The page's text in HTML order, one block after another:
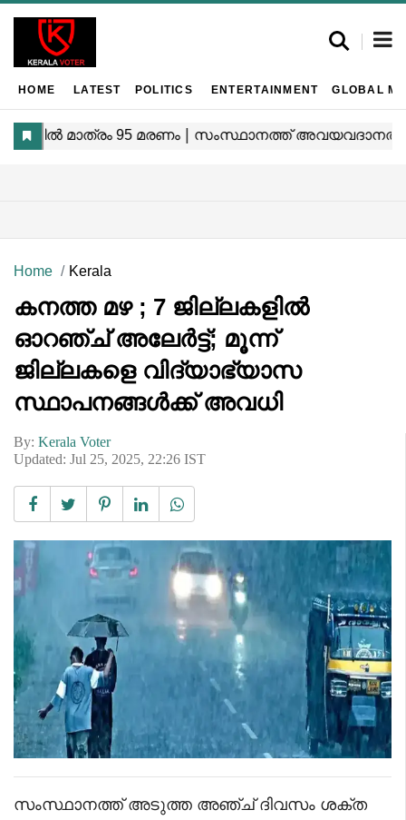
HOME LATEST POLITICS ENTERTAINMENT GLOBAL
Home Kerala
കനത്ത മഴ ; 7 ജില്ലകളിൽ
ഓറഞ്ച് അലേർട്ട്; മൂന്ന്
ജില്ലകളെ വിദ്യാഭ്യാസ
സ്ഥാപനങ്ങൾക്ക് അവധി
By: Kerala Voter
Updated: Jul 25, 2025, 22:26 IST
സംസ്ഥാനത്ത് അടുത്ത അഞ്ച് ദിവസം ശക്ത